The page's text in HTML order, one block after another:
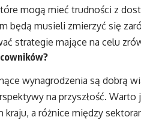
mogą mieć trudności z
będą musieli zmierzyć się
strategie mające na celu
wynagrodzenia są dobrą
na przyszłość.
kraju, a różnice między